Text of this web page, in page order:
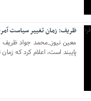
ظریف: زمان تغییر سیاست
معین نیوز_محمد جواد ظریف
پایبند است، اعلام کرد که